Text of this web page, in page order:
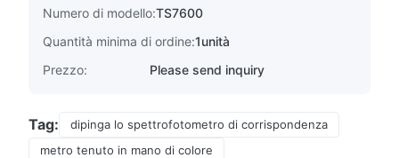
Numero di modello:TS7600
Quantità minima di ordine:1unità
Prezzo:
Please send inquiry
Tag:
dipinga lo spettrofotometro di corrispondenza
metro tenuto in mano di colore